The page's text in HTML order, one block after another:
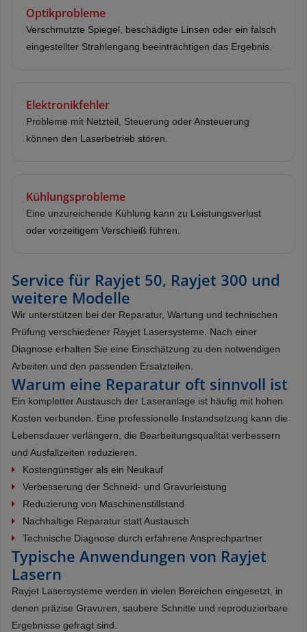
Optikprobleme
Verschmutzte Spiegel, beschädigte Linsen oder ein falsch
eingestellter Strahlengang beeinträchtigen das Ergebnis.
Elektronikfehler
Probleme mit Netzteil, Steuerung oder Ansteuerung
können den Laserbetrieb stören.
Kühlungsprobleme
Eine unzureichende Kühlung kann zu Leistungsverlust
oder vorzeitigem Verschleiß führen.
Service für Rayjet 50, Rayjet 300 und
weitere Modelle
Wir unterstützen bei der Reparatur, Wartung und technischen
Prüfung verschiedener Rayjet Lasersysteme. Nach einer
Diagnose erhalten Sie eine Einschätzung zu den notwendigen
Arbeiten und den passenden Ersatzteilen.
Warum eine Reparatur oft sinnvoll ist
Ein kompletter Austausch der Laseranlage ist häufig mit hohen
Kosten verbunden. Eine professionelle Instandsetzung kann die
Lebensdauer verlängern, die Bearbeitungsqualität verbessern
und Ausfallzeiten reduzieren.
Kostengünstiger als ein Neukauf
Verbesserung der Schneid- und Gravurleistung
Reduzierung von Maschinenstillstand
Nachhaltige Reparatur statt Austausch
Technische Diagnose durch erfahrene Ansprechpartner
Typische Anwendungen von Rayjet
Lasern
Rayjet Lasersysteme werden in vielen Bereichen eingesetzt, in
denen präzise Gravuren, saubere Schnitte und reproduzierbare
Ergebnisse gefragt sind.